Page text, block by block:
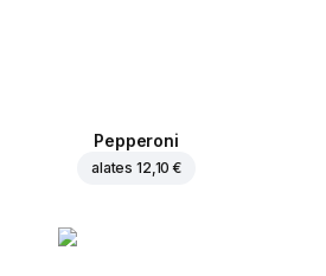
Pepperoni
alates 12,10 €